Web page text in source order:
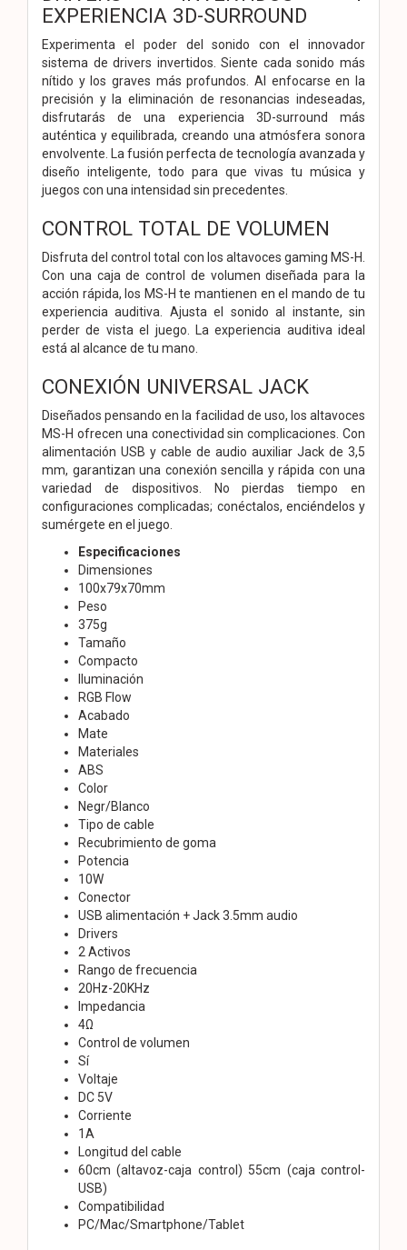
EXPERIENCIA 3D-SURROUND
Experimenta el poder del sonido con el innovador
sistema de drivers invertidos. Siente cada sonido más
nítido y los graves más profundos. Al enfocarse en la
precisión y la eliminación de resonancias indeseadas,
disfrutarás de una experiencia 3D-surround más
auténtica y equilibrada, creando una atmósfera sonora
envolvente. La fusión perfecta de tecnología avanzada y
diseño inteligente, todo para que vivas tu música y
juegos con una intensidad sin precedentes.
CONTROL TOTAL DE VOLUMEN
Disfruta del control total con los altavoces gaming MS-H.
Con una caja de control de volumen diseñada para la
acción rápida, los MS-H te mantienen en el mando de tu
experiencia auditiva. Ajusta el sonido al instante, sin
perder de vista el juego. La experiencia auditiva ideal
está al alcance de tu mano.
CONEXIÓN UNIVERSAL JACK
Diseñados pensando en la facilidad de uso, los altavoces
MS-H ofrecen una conectividad sin complicaciones. Con
alimentación USB y cable de audio auxiliar Jack de 3,5
mm, garantizan una conexión sencilla y rápida con una
variedad de dispositivos. No pierdas tiempo en
configuraciones complicadas; conéctalos, enciéndelos y
sumérgete en el juego.
Especificaciones
Dimensiones
100x79x70mm
Peso
375g
Tamaño
Compacto
Iluminación
RGB Flow
Acabado
Mate
Materiales
ABS
Color
Negr/Blanco
Tipo de cable
Recubrimiento de goma
Potencia
10W
Conector
USB alimentación + Jack 3.5mm audio
Drivers
2 Activos
Rango de frecuencia
20Hz-20KHz
Impedancia
4Ω
Control de volumen
Sí
Voltaje
DC 5V
Corriente
1A
Longitud del cable
60cm (altavoz-caja control) 55cm (caja control-
USB)
Compatibilidad
PC/Mac/Smartphone/Tablet